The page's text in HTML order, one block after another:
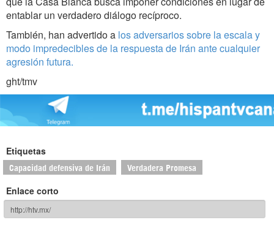
entablar un verdadero diálogo recíproco.
También, han advertido a los adversarios sobre la escala y
modo impredecibles de la respuesta de Irán ante cualquier
agresión futura.
ght/tmv
Etiquetas
Capacidad defensiva de Irán Verdadera Promesa
Enlace corto